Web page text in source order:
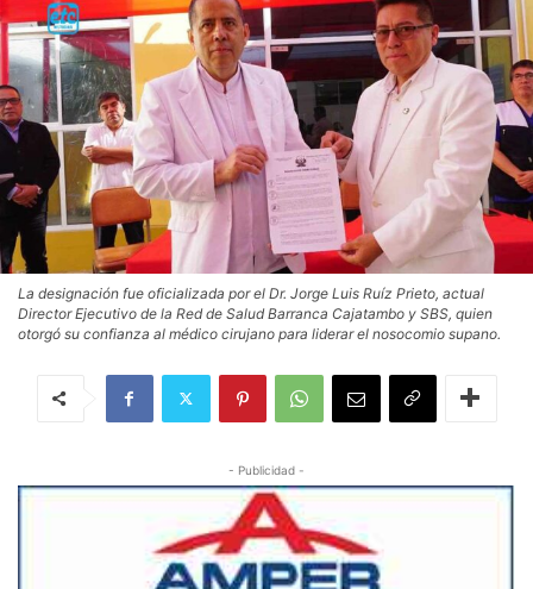
La designación fue oficializada por el Dr. Jorge Luis Ruíz Prieto, actual
Director Ejecutivo de la Red de Salud Barranca Cajatambo y SBS, quien
otorgó su confianza al médico cirujano para liderar el nosocomio supano.
- Publicidad -